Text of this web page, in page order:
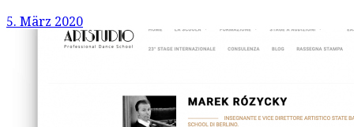
5. März 2020